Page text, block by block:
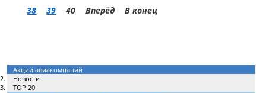
38
39 40 Вперёд В конец
Акции авиакомпаний
Новости
TOP 20